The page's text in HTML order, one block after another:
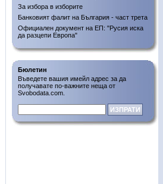
За избора в изборите
Банковият фалит на България - част трета
Официален документ на ЕП: "Русия иска
да разцепи Европа"
Бюлетин
Въведете вашия имейл адрес за да
получавате по-важните неща от
Svobodata.com.